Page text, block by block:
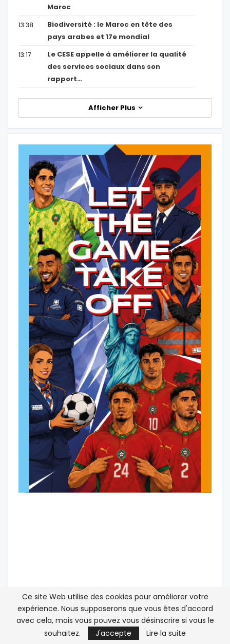
Maroc
13:38
Biodiversité : le Maroc en tête des
pays arabes et 17e mondial
13:17
Le CESE appelle à améliorer la qualité
des services sociaux dans son
rapport…
Afficher Plus
Ce site Web utilise des cookies pour améliorer votre
expérience. Nous supposerons que vous êtes d'accord
avec cela, mais vous pouvez vous désinscrire si vous le
souhaitez.
J'accepte Lire la suite